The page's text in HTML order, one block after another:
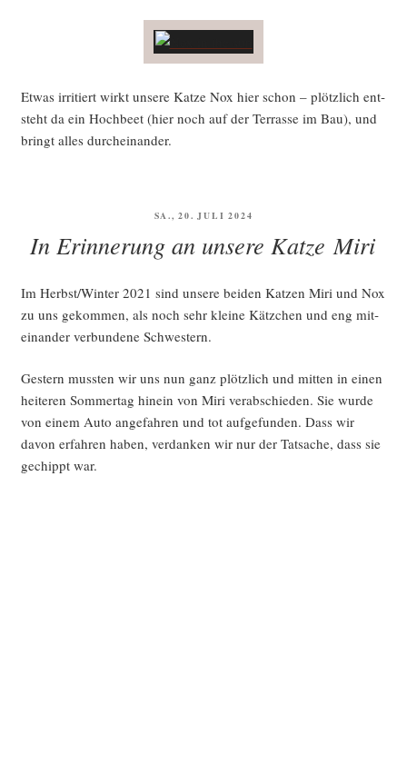
Etwas irri­tiert wirkt unse­re Kat­ze Nox hier schon – plötz­lich ent­
steht da ein Hoch­beet (hier noch auf der Ter­ras­se im Bau), und
bringt alles durcheinander.
VERÖFFENTLICHT
SA., 20. JULI 2024
In Erinnerung an unsere Katze Miri
Im Herbst/Winter 2021 sind unse­re bei­den Kat­zen Miri und Nox
zu uns gekom­men, als noch sehr klei­ne Kätz­chen und eng mit­
ein­an­der ver­bun­de­ne Schwestern.
Ges­tern muss­ten wir uns nun ganz plötz­lich und mit­ten in einen
hei­te­ren Som­mer­tag hin­ein von Miri ver­ab­schie­den. Sie wur­de
von einem Auto ange­fah­ren und tot auf­ge­fun­den. Dass wir
davon erfah­ren haben, ver­dan­ken wir nur der Tat­sa­che, dass sie
gechippt war.